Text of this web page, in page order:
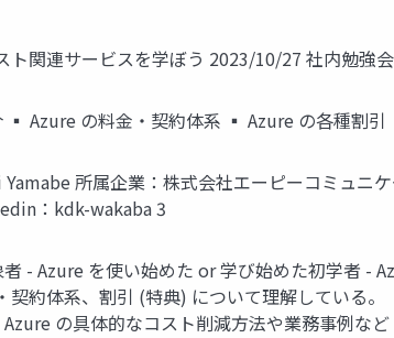
ト関連サービスを学ぼう 2023/10/27 社内勉強
▪ Azure の料金・契約体系 ▪ Azure の各種割
所属企業：株式会社エーピーコミュ
：kdk-wakaba 3
- Azure を使い始めた or 学び始めた初学者 -
契約体系、割引 (特典) について理解している
の具体的なコスト削減方法や業務事例な